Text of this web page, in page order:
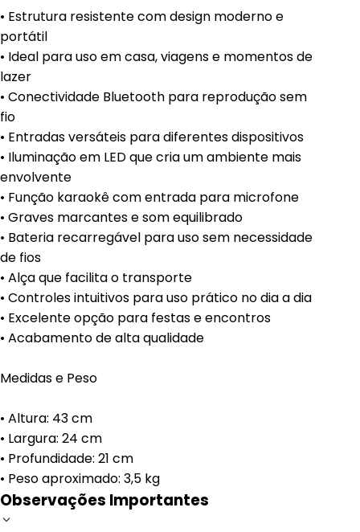
• Estrutura resistente com design moderno e
portátil
• Ideal para uso em casa, viagens e momentos de
lazer
• Conectividade Bluetooth para reprodução sem
fio
• Entradas versáteis para diferentes dispositivos
• Iluminação em LED que cria um ambiente mais
envolvente
• Função karaokê com entrada para microfone
• Graves marcantes e som equilibrado
• Bateria recarregável para uso sem necessidade
de fios
• Alça que facilita o transporte
• Controles intuitivos para uso prático no dia a dia
• Excelente opção para festas e encontros
• Acabamento de alta qualidade
Medidas e Peso
• Altura: 43 cm
• Largura: 24 cm
• Profundidade: 21 cm
• Peso aproximado: 3,5 kg
Observações Importantes